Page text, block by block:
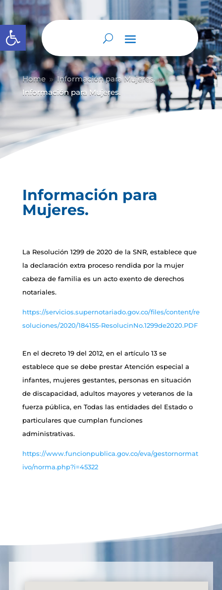
Abrir barra de herramientas
Home 9 Información para Mujeres. 9
Información para Mujeres.
Información para
Mujeres.
La Resolución 1299 de 2020 de la SNR, establece que
la declaración extra proceso rendida por la mujer
cabeza de familia es un acto exento de derechos
notariales.
https://servicios.supernotariado.gov.co/files/content/re
soluciones/2020/184155-ResolucinNo.1299de2020.PDF
En el decreto 19 del 2012, en el artículo 13 se
establece que se debe prestar Atención especial a
infantes, mujeres gestantes, personas en situación
de discapacidad, adultos mayores y veteranos de la
fuerza pública, en Todas las entidades del Estado o
particulares que cumplan funciones
administrativas.
https://www.funcionpublica.gov.co/eva/gestornormat
ivo/norma.php?i=45322